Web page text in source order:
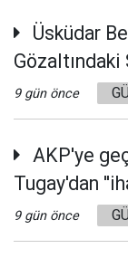
Üsküdar
9 gün önce
AKP'ye
Tugay'dan
9 gün önce